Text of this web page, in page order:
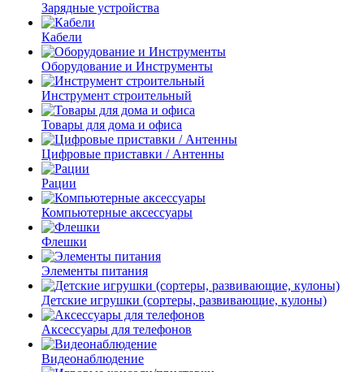
Зарядные устройства
Кабели
Оборудование и Инструменты
Инструмент строительный
Товары для дома и офиса
Цифровые приставки / Антенны
Рации
Компьютерные аксессуары
Флешки
Элементы питания
Детские игрушки (сортеры, развивающие, кулоны)
Аксессуары для телефонов
Видеонаблюдение